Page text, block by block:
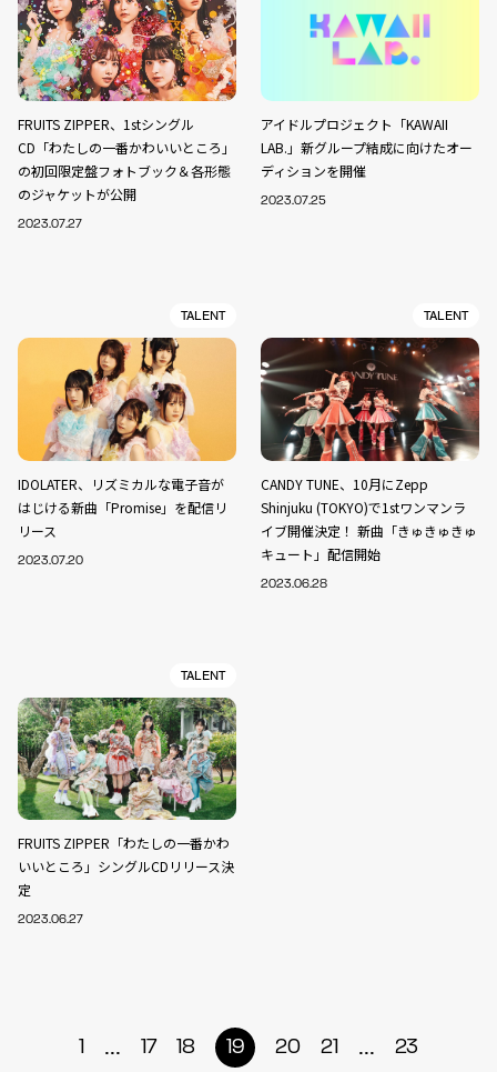
FRUITS ZIPPER、1stシングル
CD「わたしの一番かわいいところ」
の初回限定盤フォトブック＆各形態
のジャケットが公開
2023.07.27
アイドルプロジェクト「KAWAII
LAB.」新グループ結成に向けたオー
ディションを開催
2023.07.25
TALENT
IDOLATER、リズミカルな電子音が
はじける新曲「Promise」を配信リ
リース
2023.07.20
TALENT
CANDY TUNE、10月にZepp
Shinjuku (TOKYO)で1stワンマンラ
イブ開催決定！ 新曲「きゅきゅきゅ
キュート」配信開始
2023.06.28
TALENT
FRUITS ZIPPER「わたしの一番かわ
いいところ」シングルCDリリース決
定
2023.06.27
1 ... 17 18 19 20 21 ... 23